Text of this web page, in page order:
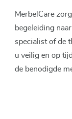
MerbelCare
begeleiding
specialist of de
u veilig en op
de benodigde